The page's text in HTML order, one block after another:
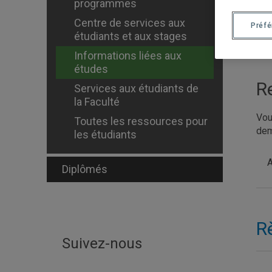
programmes
Centre de services aux
étudiants et aux stages
Informations liées aux
études
Services aux étudiants de
la Faculté
Toutes les ressources pour
les étudiants
Diplômés
Suivez-nous